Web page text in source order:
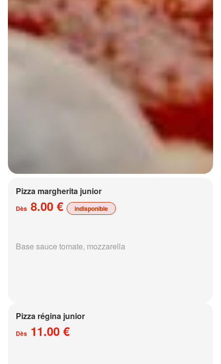
Pizza margherita junior
Dès 8.00 € indisponible
Base sauce tomate, mozzarella
Pizza régina junior
Dès 11.00 €